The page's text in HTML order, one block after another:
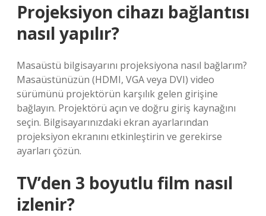
Projeksiyon cihazı bağlantısı
nasıl yapılır?
Masaüstü bilgisayarını projeksiyona nasıl bağlarım?
Masaüstünüzün (HDMI, VGA veya DVI) video
sürümünü projektörün karşılık gelen girişine
bağlayın. Projektörü açın ve doğru giriş kaynağını
seçin. Bilgisayarınızdaki ekran ayarlarından
projeksiyon ekranını etkinleştirin ve gerekirse
ayarları çözün.
TV’den 3 boyutlu film nasıl
izlenir?